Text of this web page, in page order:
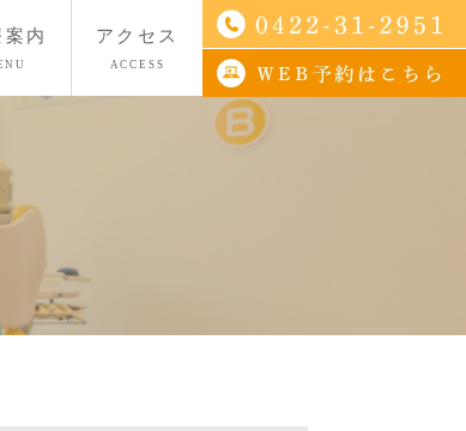
内
療
イトニング・
アクセス
ACCESS